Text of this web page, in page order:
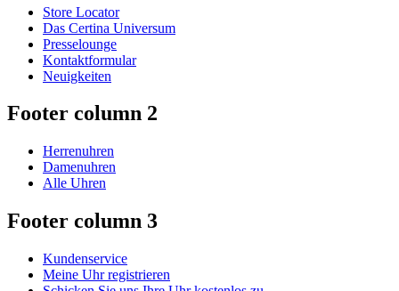
Store Locator
Das Certina Universum
Presselounge
Kontaktformular
Neuigkeiten
Footer column 2
Herrenuhren
Damenuhren
Alle Uhren
Footer column 3
Kundenservice
Meine Uhr registrieren